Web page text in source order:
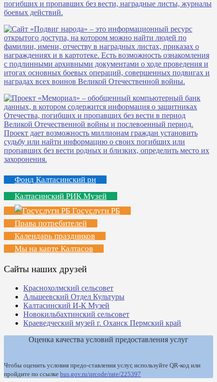
Фонд Калтасинский рн
Калтасинский РИК Музей
Госуслуги РБ
Права потребителей
Календарь праздников
Мы на карте Калтасов
Сайты наших друзей
Краснохолмский сельсовет
Альшеевский Отдел Культуры
Калтасинский И-К Музей
Новокильбахтинский сельсовет
Краеведческий музей г. Оханск Пермский край
Оценка качества условий предоставления услуг
Чтобы оценить условия предо-ставления услуг, используйте QR-код или
пройдите по ссылке bus.gov.ru/qrcode/rate/225397